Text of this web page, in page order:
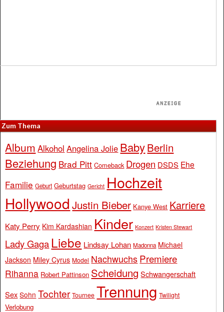
Zum Thema
Album Alkohol Angelina Jolie BabyBerlin
Beziehung Brad Pitt Comeback Drogen DSDS Ehe
Familie Geburt Geburtstag Gericht Hochzeit
Hollywood Justin Bieber Kanye West Karriere
Katy Perry Kim Kardashian Kinder Konzert Kristen Stewart
Lady Gaga Liebe Lindsay Lohan Madonna Michael
Jackson Miley Cyrus Model Nachwuchs Premiere
Rihanna Robert Pattinson Scheidung Schwangerschaft
Sex Sohn Tochter Tournee Trennung Twilight
Verlobung